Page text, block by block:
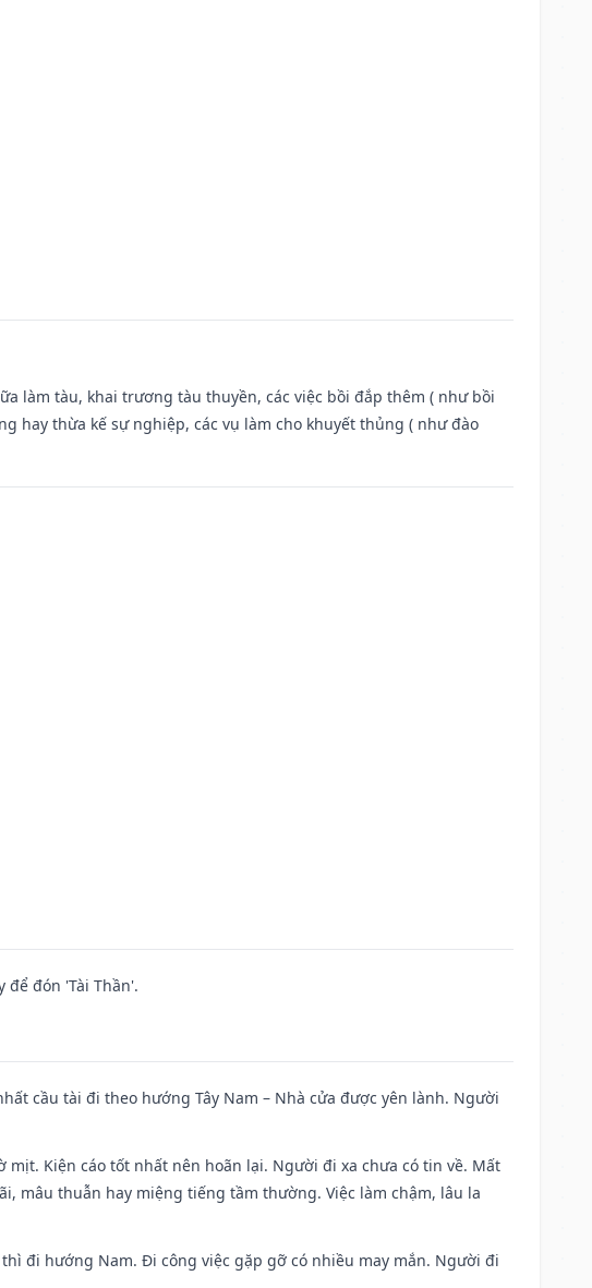
làm tàu, khai trương tàu thuyền, các việc bồi đắp thêm ( như bồi
hay thừa kế sự nghiệp, các vụ làm cho khuyết thủng ( như đào
để đón 'Tài Thần'.
cầu tài đi theo hướng Tây Nam – Nhà cửa được yên lành. Người
mịt. Kiện cáo tốt nhất nên hoãn lại. Người đi xa chưa có tin về. Mất
mâu thuẫn hay miệng tiếng tầm thường. Việc làm chậm, lâu la
đi hướng Nam. Đi công việc gặp gỡ có nhiều may mắn. Người đi